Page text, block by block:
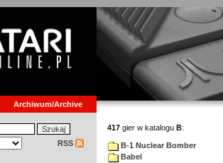
Archiwum/Archive
RSS
417 gier w katalogu B:
B-1 Nuclear Bomber
Babel